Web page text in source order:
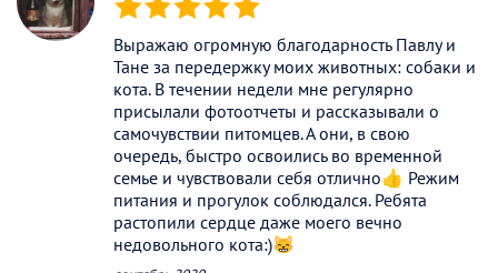
(*) (*) (*) (*) (*)
Выражаю огромную благодарность Павлу и
Тане за передержку моих животных: собаки и
кота. В течении недели мне регулярно
присылали фотоотчеты и рассказывали о
самочувствии питомцев. А они, в свою
очередь, быстро освоились во временной
семье и чувствовали себя отлично👍 Режим
питания и прогулок соблюдался. Ребята
растопили сердце даже моего вечно
недовольного кота:)😸